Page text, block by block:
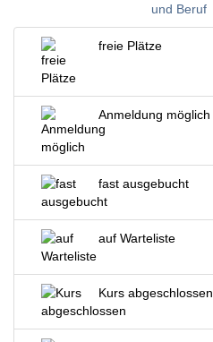
und Beruf
freie Plätze
Anmeldung möglich
fast ausgebucht
auf Warteliste
Kurs abgeschlossen